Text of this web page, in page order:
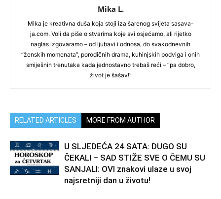
Mika L.
Mika je kreativna duša koja stoji iza šarenog svijeta sasava-
ja.com. Voli da piše o stvarima koje svi osjećamo, ali rijetko
naglas izgovaramo – od ljubavi i odnosa, do svakodnevnih
“ženskih momenata”, porodičnih drama, kuhinjskih podviga i onih
smiješnih trenutaka kada jednostavno trebaš reći – “pa dobro,
život je šašav!”
RELATED ARTICLES MORE FROM AUTHOR
U SLJEDEĆA 24 SATA: DUGO SU
ČEKALI – SAD STIŽE SVE O ČEMU SU
SANJALI: OVI znakovi ulaze u svoj
najsretniji dan u životu!